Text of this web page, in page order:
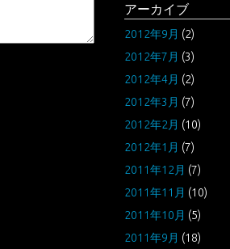
アーカイブ
2012年9月 (2)
2012年7月 (3)
2012年4月 (2)
2012年3月 (7)
2012年2月 (10)
2012年1月 (7)
2011年12月 (7)
2011年11月 (10)
2011年10月 (5)
2011年9月 (18)